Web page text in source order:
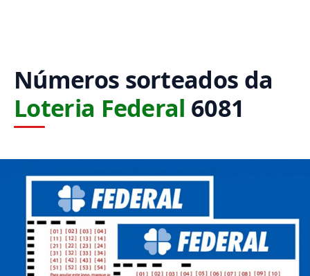
Números sorteados da
Loteria Federal 6081